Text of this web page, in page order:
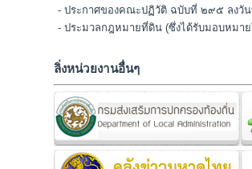
- ประกาศของคณะปฏิวัติ ฉบับที่ ๒๙๕ ลงวั
- ประมวลกฎหมายที่ดิน (ซึ่งได้รับมอบหมาย
ลิ่งหน่วยงานอื่นๆ